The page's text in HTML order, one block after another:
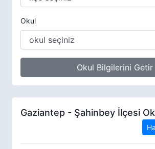
Okul
Okul Bilgilerini Getir
Gaziantep - Şahinbey İlçesi